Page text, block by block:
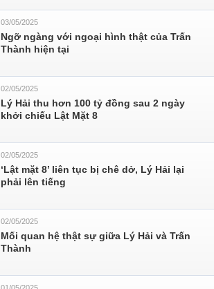
03/05/2025
Ngỡ ngàng với ngoại hình thật của Trấn
Thành hiện tại
02/05/2025
Lý Hải thu hơn 100 tỷ đồng sau 2 ngày
khởi chiếu Lật Mặt 8
02/05/2025
‘Lật mặt 8’ liên tục bị chê dở, Lý Hải lại
phải lên tiếng
02/05/2025
Mối quan hệ thật sự giữa Lý Hải và Trấn
Thành